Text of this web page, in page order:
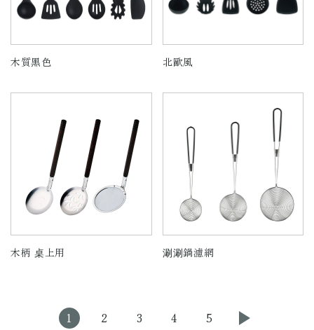
木質黑色 北歐風
木柄 桌上用 涮涮鍋濾網
1 2 3 4 5